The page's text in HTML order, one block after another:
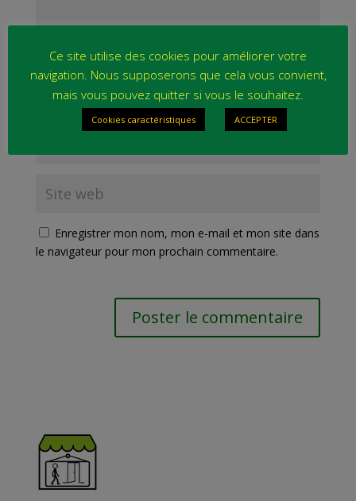
Enregistrer mon nom, mon e-mail et mon site dans
le navigateur pour mon prochain commentaire.
Ce site utilise des cookies pour améliorer votre
navigation. Nous supposerons que cela vous convient,
mais vous pouvez quitter si vous le souhaitez.
Cookies caractéristiques ACCEPTER